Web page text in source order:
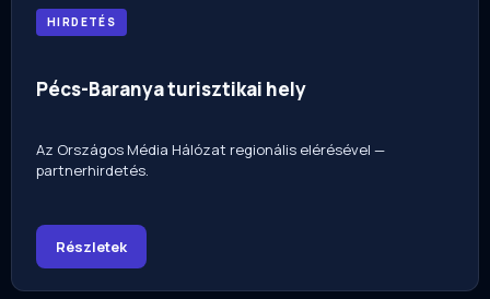
HIRDETÉS
Pécs-Baranya turisztikai hely
Az Országos Média Hálózat regionális elérésével —
partnerhirdetés.
Részletek